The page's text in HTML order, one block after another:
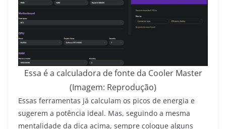
Essa é a calculadora de fonte da Cooler Master
(Imagem: Reprodução)
Essas ferramentas já calculam os picos de energia e
sugerem a potência ideal. Mas, seguindo a mesma
mentalidade da dica acima, sempre coloque alguns